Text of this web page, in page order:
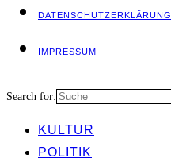
DATEN­SCHUTZ­ER­KLÄ­RUNG
IMPRES­SUM
Search for:
KUL­TUR
POLI­TIK